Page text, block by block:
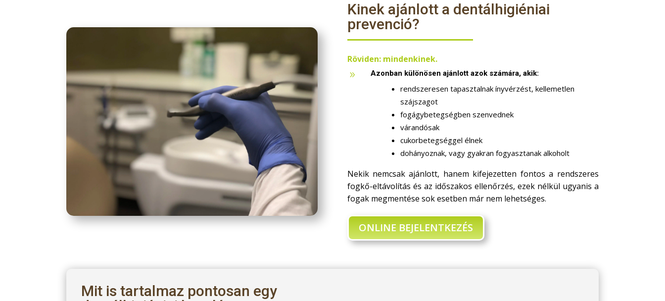
Kinek ajánlott a dentálhigiéniai
prevenció?
Röviden: mindenkinek.
9 Azonban különösen ajánlott azok számára, akik:
rendszeresen tapasztalnak ínyvérzést, kellemetlen
szájszagot
fogágybetegségben szenvednek
várandósak
cukorbetegséggel élnek
dohányoznak, vagy gyakran fogyasztanak alkoholt
Nekik nemcsak ajánlott, hanem kifejezetten fontos a rendszeres
fogkő-eltávolítás és az időszakos ellenőrzés, ezek nélkül ugyanis a
fogak megmentése sok esetben már nem lehetséges.
ONLINE BEJELENTKEZÉS
Mit is tartalmaz pontosan egy